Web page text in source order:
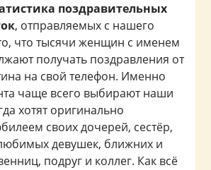
поздравительных
, отправляемых с нашего
что тысячи женщин с именем
получать поздравления от
на свой телефон. Именно
чаще всего выбирают наши
хотят оригинально
своих дочерей, сестёр,
девушек, ближних и
подруг и коллег. Как всё